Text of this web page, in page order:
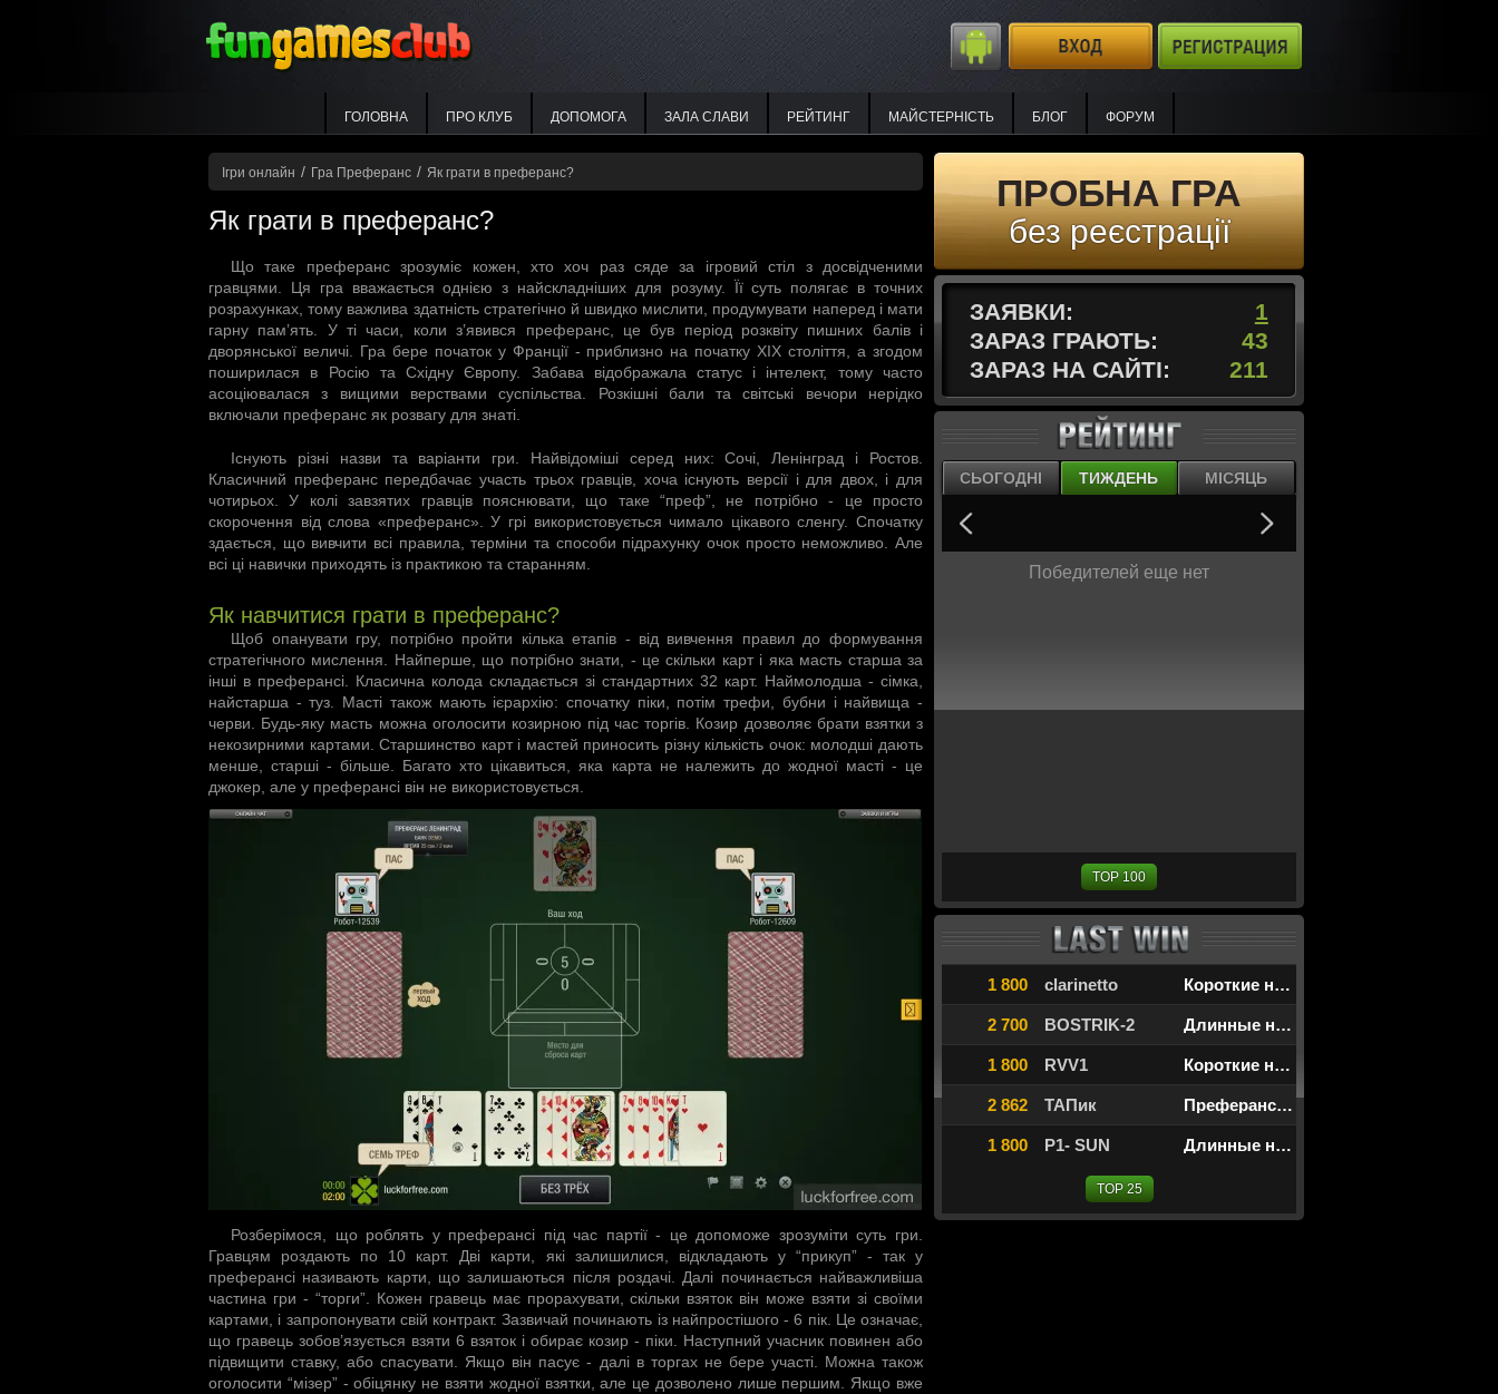
ГОЛОВНА ПРО КЛУБ ДОПОМОГА ЗАЛА СЛАВИ РЕЙТИНГ МАЙСТЕРНІСТЬ БЛОГ ФОРУМ
Ігри онлайн / Гра Преферанс / Як грати в преферанс?
Як грати в преферанс?
Що таке преферанс зрозуміє кожен, хто хоч раз сяде за ігровий стіл з досвідченими
гравцями. Ця гра вважається однією з найскладніших для розуму. Її суть полягає в точних
розрахунках, тому важлива здатність стратегічно й швидко мислити, продумувати наперед і мати
гарну пам’ять. У ті часи, коли з’явився преферанс, це був період розквіту пишних балів і
дворянської величі. Гра бере початок у Франції - приблизно на початку XIX століття, а згодом
поширилася в Росію та Східну Європу. Забава відображала статус і інтелект, тому часто
асоціювалася з вищими верствами суспільства. Розкішні бали та світські вечори нерідко
включали преферанс як розвагу для знаті.
Існують різні назви та варіанти гри. Найвідоміші серед них: Сочі, Ленінград і Ростов.
Класичний преферанс передбачає участь трьох гравців, хоча існують версії і для двох, і для
чотирьох. У колі завзятих гравців пояснювати, що таке “преф”, не потрібно - це просто
скорочення від слова «преферанс». У грі використовується чимало цікавого сленгу. Спочатку
здається, що вивчити всі правила, терміни та способи підрахунку очок просто неможливо. Але
всі ці навички приходять із практикою та старанням.
Як навчитися грати в преферанс?
Щоб опанувати гру, потрібно пройти кілька етапів - від вивчення правил до формування
стратегічного мислення. Найперше, що потрібно знати, - це скільки карт і яка масть старша за
інші в преферансі. Класична колода складається зі стандартних 32 карт. Наймолодша - сімка,
найстарша - туз. Масті також мають ієрархію: спочатку піки, потім трефи, бубни і найвища -
черви. Будь-яку масть можна оголосити козирною під час торгів. Козир дозволяє брати взятки з
некозирними картами. Старшинство карт і мастей приносить різну кількість очок: молодші дають
менше, старші - більше. Багато хто цікавиться, яка карта не належить до жодної масті - це
джокер, але у преферансі він не використовується.
Розберімося, що роблять у преферансі під час партії - це допоможе зрозуміти суть гри.
Гравцям роздають по 10 карт. Дві карти, які залишилися, відкладають у “прикуп” - так у
преферансі називають карти, що залишаються після роздачі. Далі починається найважливіша
частина гри - “торги”. Кожен гравець має прорахувати, скільки взяток він може взяти зі своїми
картами, і запропонувати свій контракт. Зазвичай починають із найпростішого - 6 пік. Це означає,
що гравець зобов’язується взяти 6 взяток і обирає козир - піки. Наступний учасник повинен або
підвищити ставку, або спасувати. Якщо він пасує - далі в торгах не бере участі. Можна також
оголосити “мізер” - обіцянку не взяти жодної взятки, але це дозволено лише першим. Якщо вже
ПРОБНА ГРА
без реєстрації
ЗАЯВКИ:
1
ЗАРАЗ ГРАЮТЬ:
43
ЗАРАЗ НА САЙТІ:
211
СЬОГОДНІ ТИЖДЕНЬ МІСЯЦЬ
Победителей еще нет
TOP 100
1 800 clarinetto Короткие нарды
2 700 BOSTRIK-2 Длинные нарды
1 800 RVV1 Короткие нарды
2 862 ТАПик Преферанс Ленинград
1 800 P1- SUN Длинные нарды
TOP 25